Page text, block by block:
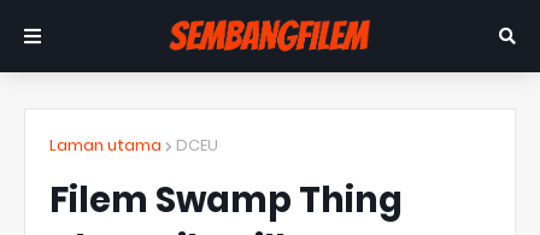
Laman utama DCEU
Filem Swamp Thing